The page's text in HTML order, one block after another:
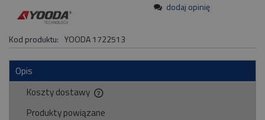
Kod produktu: YOODA 1722513
dodaj opinię
Opis
Koszty dostawy
Cena nie zawiera ewentualnych kosztów płatności
Produkty powiązane